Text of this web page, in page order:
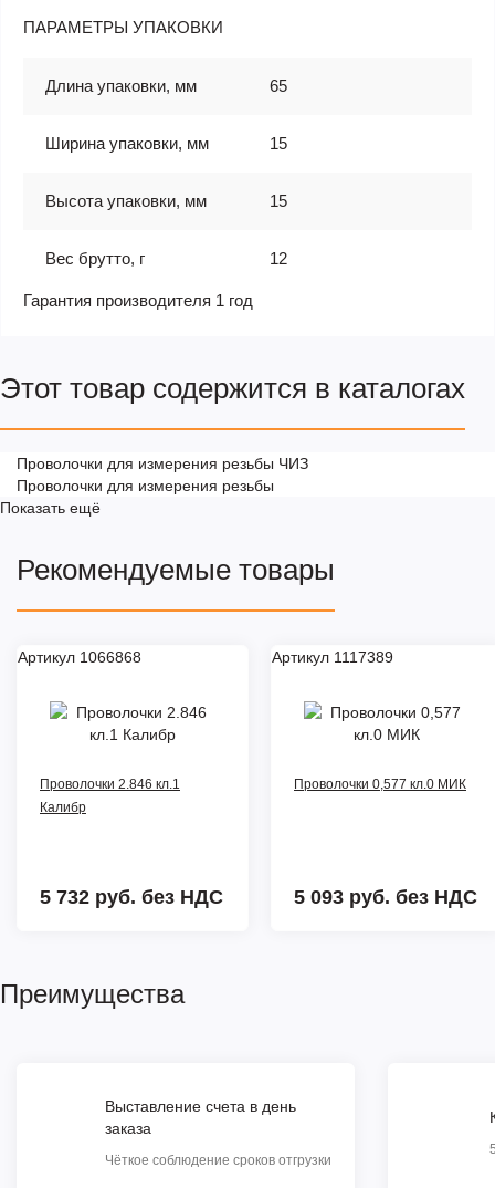
ПАРАМЕТРЫ УПАКОВКИ
Длина упаковки, мм 65
Ширина упаковки, мм 15
Высота упаковки, мм 15
Вес брутто, г 12
Гарантия производителя 1 год
Этот товар содержится в каталогах
Проволочки для измерения резьбы ЧИЗ
Проволочки для измерения резьбы
Показать ещё
Рекомендуемые товары
Артикул 1066868
Проволочки 2.846 кл.1
Калибр
5 732 руб. без НДС
Артикул 1117389
Проволочки 0,577 кл.0 МИК
5 093 руб. без НДС
Преимущества
Выставление счета в день
заказа
Чёткое соблюдение сроков отгрузки